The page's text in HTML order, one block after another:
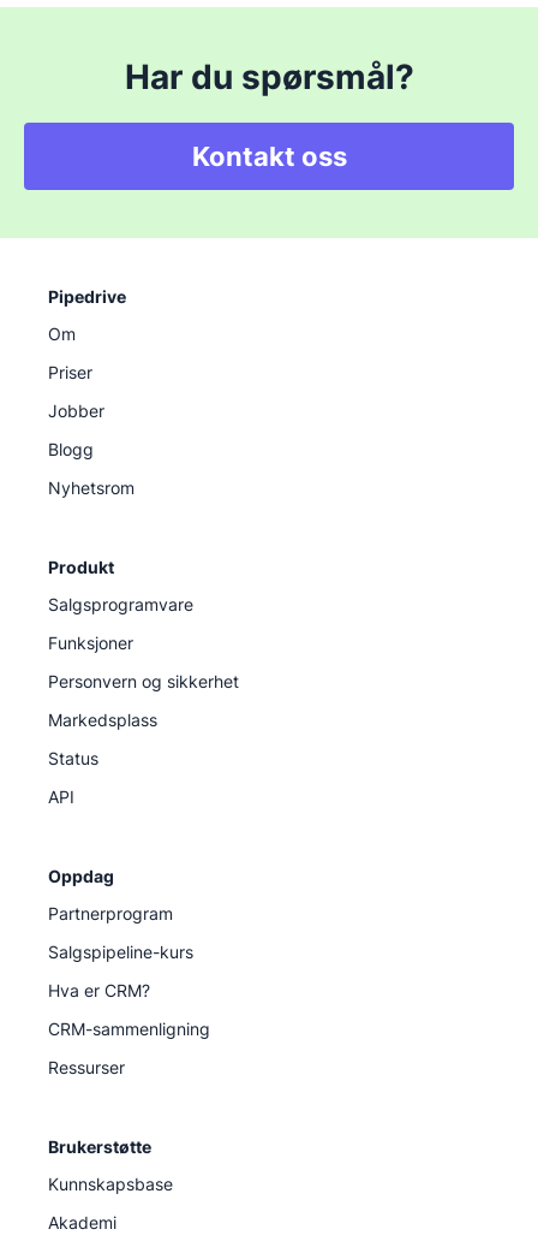
Har du spørsmål?
Kontakt oss
Pipedrive
Om
Priser
Jobber
Blogg
Nyhetsrom
Produkt
Salgsprogramvare
Funksjoner
Personvern og sikkerhet
Markedsplass
Status
API
Oppdag
Partnerprogram
Salgspipeline-kurs
Hva er CRM?
CRM-sammenligning
Ressurser
Brukerstøtte
Kunnskapsbase
Akademi